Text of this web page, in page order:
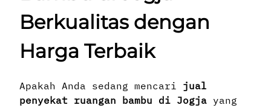
Berkualitas dengan
Harga Terbaik
Apakah Anda sedang mencari jual
penyekat ruangan bambu di Jogja yang